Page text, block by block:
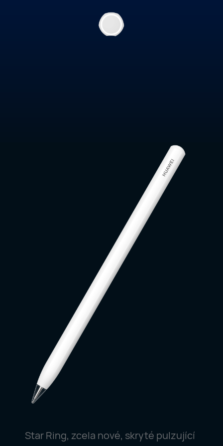
Star Ring, zcela nové, skryté pulzující